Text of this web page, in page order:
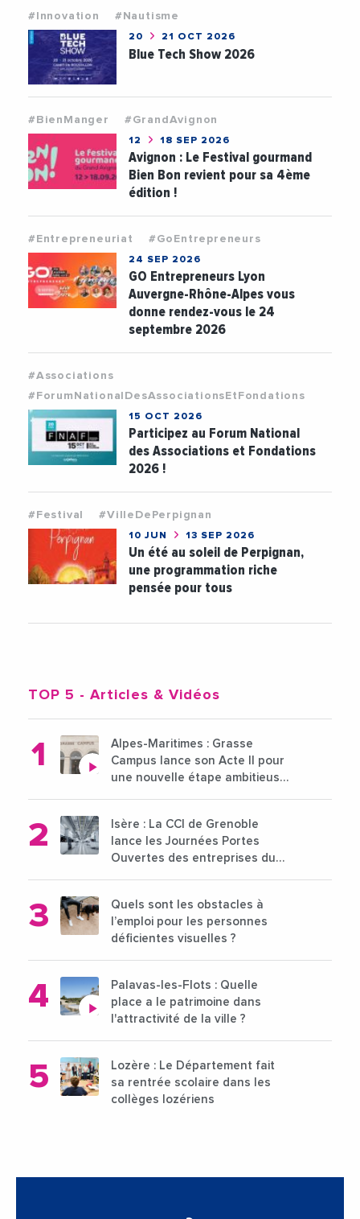
#Innovation #Nautisme
20 21 OCT 2026
Blue Tech Show 2026
#BienManger #GrandAvignon
12 18 SEP 2026
Avignon : Le Festival gourmand
Bien Bon revient pour sa 4ème
édition !
#Entrepreneuriat #GoEntrepreneurs
24 SEP 2026
GO Entrepreneurs Lyon
Auvergne-Rhône-Alpes vous
donne rendez-vous le 24
septembre 2026
#Associations
#ForumNationalDesAssociationsEtFondations
15 OCT 2026
Participez au Forum National
des Associations et Fondations
2026 !
#Festival #VilleDePerpignan
10 JUN 13 SEP 2026
Un été au soleil de Perpignan,
une programmation riche
pensée pour tous
TOP 5 - Articles & Vidéos
Alpes-Maritimes : Grasse
Campus lance son Acte II pour
une nouvelle étape ambitieuse
Isère : La CCI de Grenoble
lance les Journées Portes
Ouvertes des entreprises du
Quels sont les obstacles à
l’emploi pour les personnes
déficientes visuelles ?
Palavas-les-Flots : Quelle
place a le patrimoine dans
l'attractivité de la ville ?
Lozère : Le Département fait
sa rentrée scolaire dans les
collèges lozériens